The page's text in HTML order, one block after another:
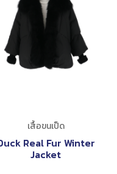
เสื้อขนเป็ด
Real Fur Winter
Jacket